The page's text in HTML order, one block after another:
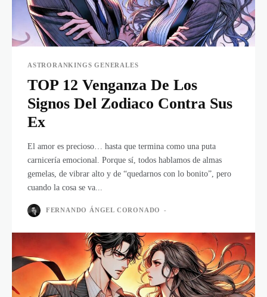
ASTRORANKINGS GENERALES
TOP 12 Venganza De Los
Signos Del Zodiaco Contra Sus
Ex
El amor es precioso… hasta que termina como una puta
carnicería emocional. Porque sí, todos hablamos de almas
gemelas, de vibrar alto y de “quedarnos con lo bonito”, pero
cuando la cosa se va...
FERNANDO ÁNGEL CORONADO -